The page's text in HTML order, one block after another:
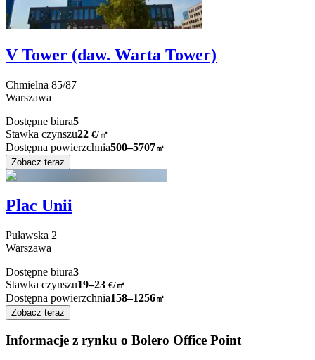
V Tower (daw. Warta Tower)
Chmielna 85/87
Warszawa
Dostępne biura5
Stawka czynszu22 €/㎡
Dostępna powierzchnia500–5707㎡
Zobacz teraz
Plac Unii
Puławska 2
Warszawa
Dostępne biura3
Stawka czynszu19–23 €/㎡
Dostępna powierzchnia158–1256㎡
Zobacz teraz
Informacje z rynku o Bolero Office Point